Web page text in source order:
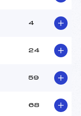
4
24
59
68